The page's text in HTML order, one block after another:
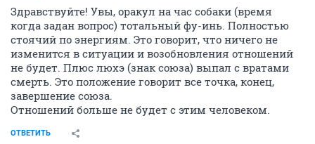
Здравствуйте! Увы, оракул на час собаки (время
когда задан вопрос) тотальный фу-инь. Полностью
стоячий по энергиям. Это говорит, что ничего не
изменится в ситуации и возобновления отношений
не будет. Плюс люхэ (знак союза) выпал с вратами
смерть. Это положение говорит все точка, конец,
завершение союза.
Отношений больше не будет с этим человеком.
ОТВЕТИТЬ